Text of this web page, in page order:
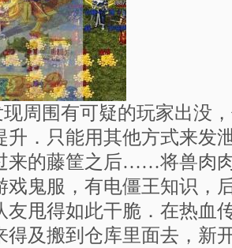
周围有可疑的玩家出没
升．只能用其他方式来发
来的藤筐之后……将兽肉
戏鬼服，有电僵王知识，
友甩得如此干脆．在热血
得及搬到仓库里面去，新